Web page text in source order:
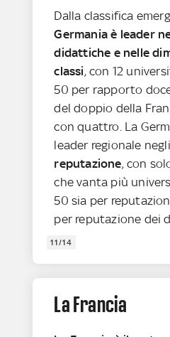
Dalla classifica
Germania è leader
didattiche e nelle
classi, con 12
50 per rapporto
del doppio della
con quattro. La
leader regionale
reputazione, con
che vanta più
50 sia per
per reputazione dei
11/14
La Francia